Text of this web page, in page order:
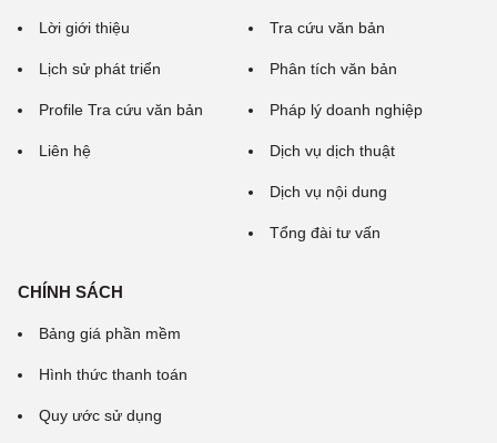
Lời giới thiệu
Lịch sử phát triển
Profile Tra cứu văn bản
Liên hệ
Tra cứu văn bản
Phân tích văn bản
Pháp lý doanh nghiệp
Dịch vụ dịch thuật
Dịch vụ nội dung
Tổng đài tư vấn
CHÍNH SÁCH
Bảng giá phần mềm
Hình thức thanh toán
Quy ước sử dụng